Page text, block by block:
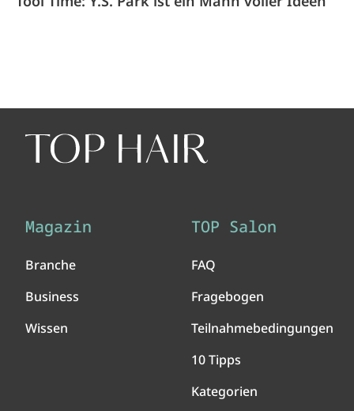
Magazin
Branche
Business
Wissen
TOP Salon
FAQ
Fragebogen
Teilnahmebedingungen
10 Tipps
Kategorien